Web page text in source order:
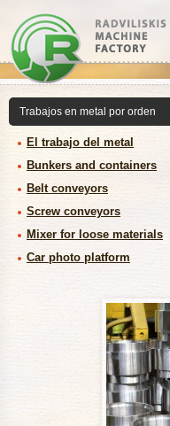
El trabajo del metal
Bunkers and containers
Belt conveyors
Screw conveyors
Mixer for loose materials
Car photo platform